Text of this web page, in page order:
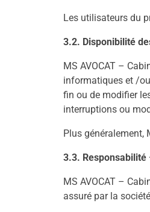
Les utilisateurs du
3.2. Disponibilité
MS AVOCAT –
informatiques et /
fin ou de modifier
interruptions ou
Plus généralement,
3.3. Responsabilité
MS AVOCAT –
assuré par la